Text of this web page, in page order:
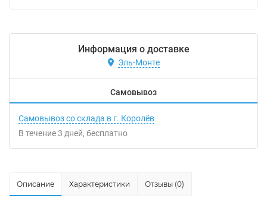
Информация о доставке
Эль-Монте
Самовывоз
Самовывоз со склада в г. Королёв
В течение3 дней Бесплатно
Описание Характеристики Отзывы (0)